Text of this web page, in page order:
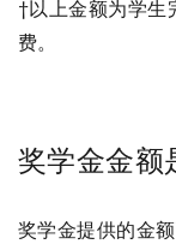
†以上金额为学生
费。
奖学金金额
奖学金提供的金